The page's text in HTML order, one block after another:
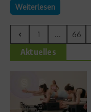
Weiterlesen
1 ... 66
Aktuelles